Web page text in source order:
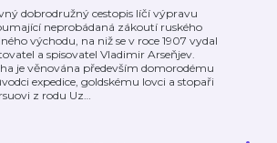
dobrodružný cestopis líčí výpravu
neprobádaná zákoutí ruského
východu, na niž se v roce 1907 vydal
a spisovatel Vladimir Arseňjev.
je věnována především domorodému
expedice, goldskému lovci a stopaři
z rodu Uz…